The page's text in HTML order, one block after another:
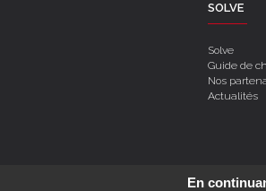
SOLVE
Solve
Guide de
Nos
Actualités
CréationMak2 -
En